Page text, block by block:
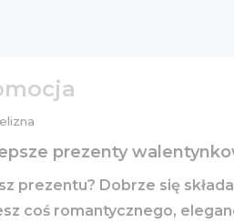
prezenty
prezentu? Dobrze się
coś romantycznego,